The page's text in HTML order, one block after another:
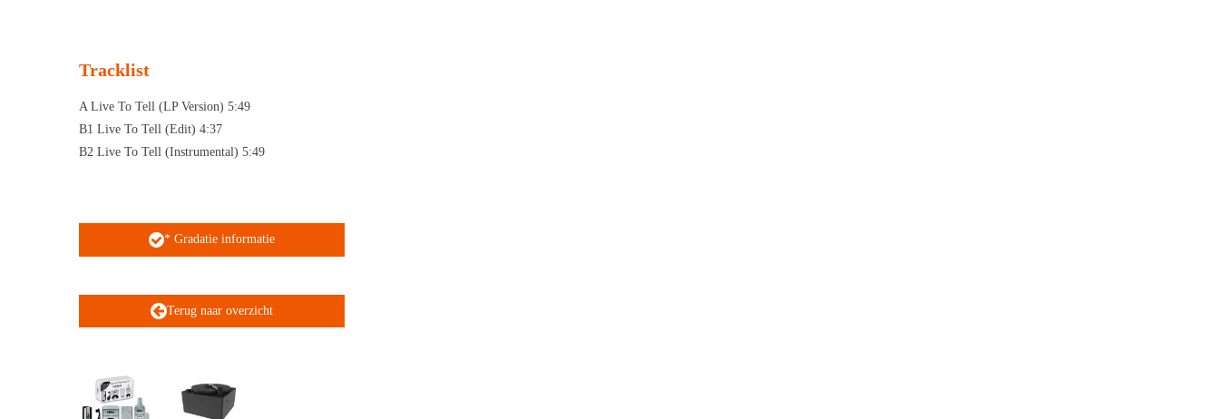
Tracklist
A Live To Tell (LP Version) 5:49
B1 Live To Tell (Edit) 4:37
B2 Live To Tell (Instrumental) 5:49
* Gradatie informatie
Terug naar overzicht